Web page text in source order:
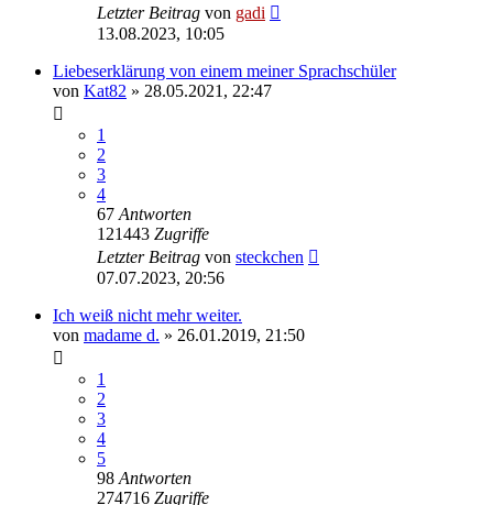
Letzter Beitrag von gadi
13.08.2023, 10:05
Liebeserklärung von einem meiner Sprachschüler
von Kat82 » 28.05.2021, 22:47
1
2
3
4
67 Antworten
121443 Zugriffe
Letzter Beitrag von steckchen
07.07.2023, 20:56
Ich weiß nicht mehr weiter.
von madame d. » 26.01.2019, 21:50
1
2
3
4
5
98 Antworten
274716 Zugriffe